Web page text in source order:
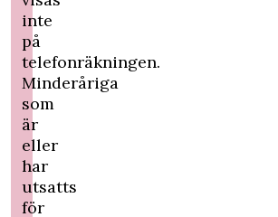
inte
på
telefonräkningen.
Minderåriga
som
är
eller
har
utsatts
för